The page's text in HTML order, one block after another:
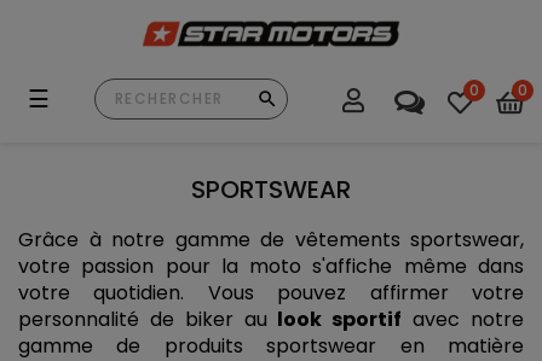
Basculer
☰ 0 0
SPORTSWEAR
Grâce à notre gamme de vêtements sportswear,
votre passion pour la moto s'affiche même dans
votre quotidien. Vous pouvez affirmer votre
personnalité de biker au look sportif avec notre
gamme de produits sportswear en matière